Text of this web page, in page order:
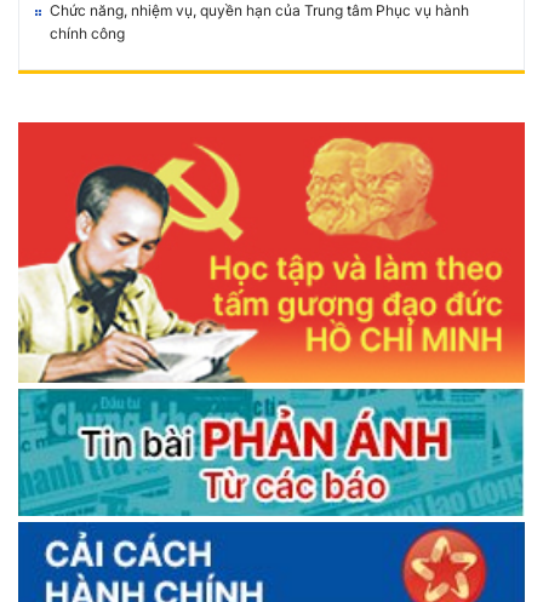
Chức năng, nhiệm vụ, quyền hạn của Trung tâm Phục vụ hành
chính công